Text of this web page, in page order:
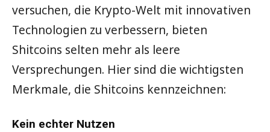
versuchen, die Krypto-Welt mit innovativen
Technologien zu verbessern, bieten
Shitcoins selten mehr als leere
Versprechungen. Hier sind die wichtigsten
Merkmale, die Shitcoins kennzeichnen:
Kein echter Nutzen